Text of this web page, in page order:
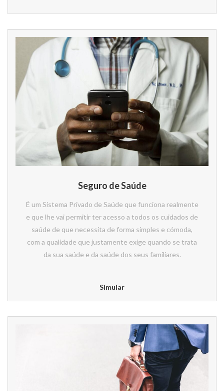
Seguro de Saúde
É um Sistema Privado de Saúde que funciona realmente
e que lhe vai permitir ter acesso a todos os cuidados de
saúde de que necessita de forma simples e cómoda,
com a qualidade que justamente exige quando se trata
da sua saúde e da saúde dos seus familiares.
Simular